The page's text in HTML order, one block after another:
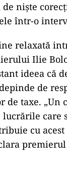
niște
într-o
relaxată
Ilie
ideea că
de
taxe. „Un
lucrările care
cu